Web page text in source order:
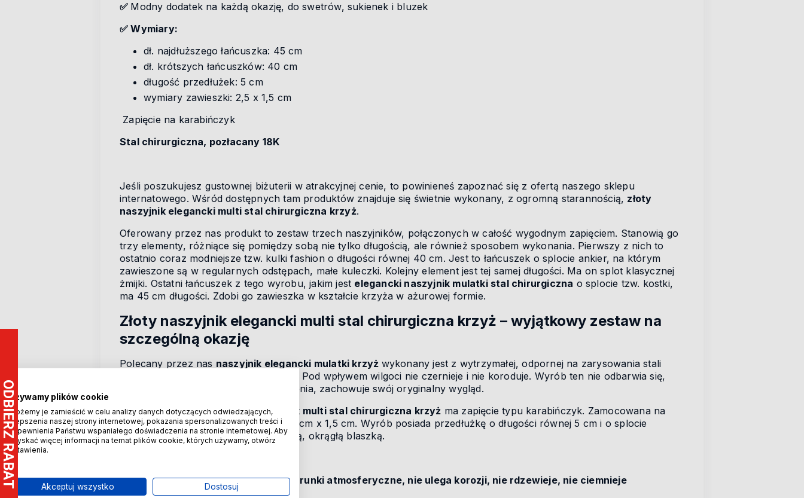
✅ Modny dodatek na każdą okazję, do swetrów, sukienek i bluzek
✅ Wymiary:
dł. najdłuższego łańcuszka: 45 cm
dł. krótszych łańcuszków: 40 cm
długość przedłużek: 5 cm
wymiary zawieszki: 2,5 x 1,5 cm
Zapięcie na karabińczyk
Stal chirurgiczna, pozłacany 18K
Jeśli poszukujesz gustownej biżuterii w atrakcyjnej cenie, to powinieneś zapoznać się z ofertą naszego sklepu
internatowego. Wśród dostępnych tam produktów znajduje się świetnie wykonany, z ogromną starannością, złoty
naszyjnik elegancki multi stal chirurgiczna krzyż.
Oferowany przez nas produkt to zestaw trzech naszyjników, połączonych w całość wygodnym zapięciem. Stanowią go
trzy elementy, różniące się pomiędzy sobą nie tylko długością, ale również sposobem wykonania. Pierwszy z nich to
ostatnio coraz modniejsze tzw. kulki fashion o długości równej 40 cm. Jest to łańcuszek o splocie ankier, na którym
zawieszone są w regularnych odstępach, małe kuleczki. Kolejny element jest tej samej długości. Ma on splot klasycznej
żmijki. Ostatni łańcuszek z tego wyrobu, jakim jest elegancki naszyjnik mulatki stal chirurgiczna o splocie tzw. kostki,
ma 45 cm długości. Zdobi go zawieszka w kształcie krzyża w ażurowej formie.
Złoty naszyjnik elegancki multi stal chirurgiczna krzyż – wyjątkowy zestaw na
szczególną okazję
Polecany przez nas naszyjnik elegancki mulatki krzyż wykonany jest z wytrzymałej, odpornej na zarysowania stali
chirurgicznej platerowanej 18k złotem. Pod wpływem wilgoci nie czernieje i nie koroduje. Wyrób ten nie odbarwia się,
dlatego nawet podczas długiego noszenia, zachowuje swój oryginalny wygląd.
Atrakcyjny wyrób, jakim jestnaszyjnik multi stal chirurgiczna krzyż ma zapięcie typu karabińczyk. Zamocowana na
naszyjniku zawieszka ma wymiary 2,5 cm x 1,5 cm. Wyrób posiada przedłużkę o długości równej 5 cm i o splocie
pancerki. Zakończona jest ona malutką, okrągłą blaszką.
Stal chirurgiczna jest odporna na warunki atmosferyczne, nie ulega korozji, nie rdzewieje, nie ciemnieje
Używamy plików cookie
Możemy je zamieścić w celu analizy danych dotyczących odwiedzających,
ulepszenia naszej strony internetowej, pokazania spersonalizowanych treści i
zapewnienia Państwu wspaniałego doświadczenia na stronie internetowej. Aby
uzyskać więcej informacji na temat plików cookie, których używamy, otwórz
ustawienia.
Akceptuj wszystko Dostosuj